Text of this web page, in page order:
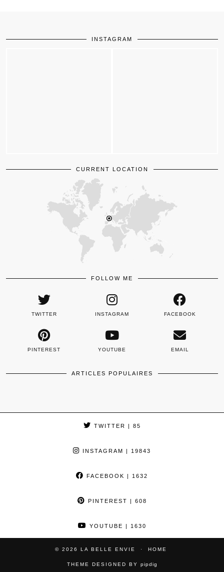
INSTAGRAM
CURRENT LOCATION
FOLLOW ME
TWITTER INSTAGRAM FACEBOOK
PINTEREST YOUTUBE EMAIL
ARTICLES POPULAIRES
TWITTER | 85
INSTAGRAM | 19843
FACEBOOK | 1632
PINTEREST | 608
YOUTUBE | 1630
© 2026 LA BELLE ENVIE HOME
THEME DESIGNED BY pipdig